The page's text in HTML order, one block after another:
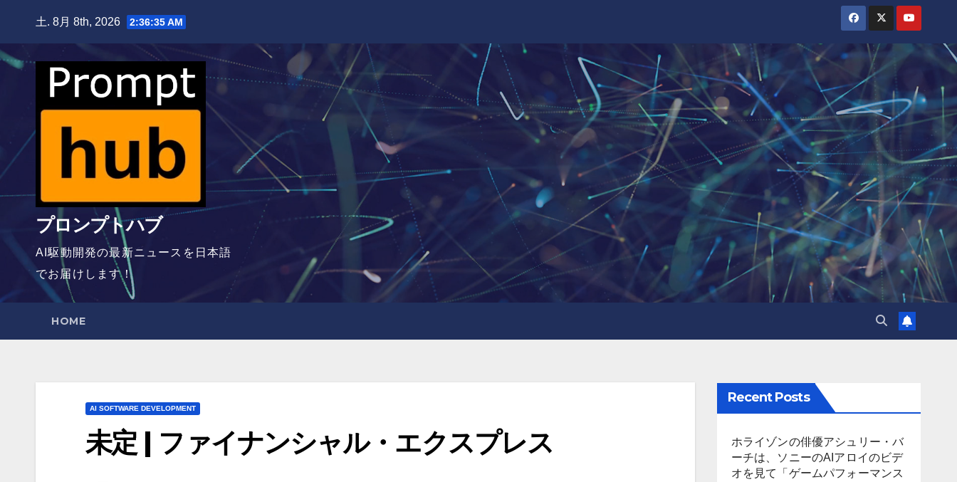
content
土. 8月 8th, 2026 2:36:36 AM
プロンプトハブ
AI駆動開発の最新ニュースを日本語
でお届けします！
HOME
AI SOFTWARE DEVELOPMENT
未定 | ファイナンシャル・エクスプレス
Recent Posts
ホライゾンの俳優アシュリー・バ
ーチは、ソニーのAIアロイのビデ
オを見て「ゲームパフォーマンス